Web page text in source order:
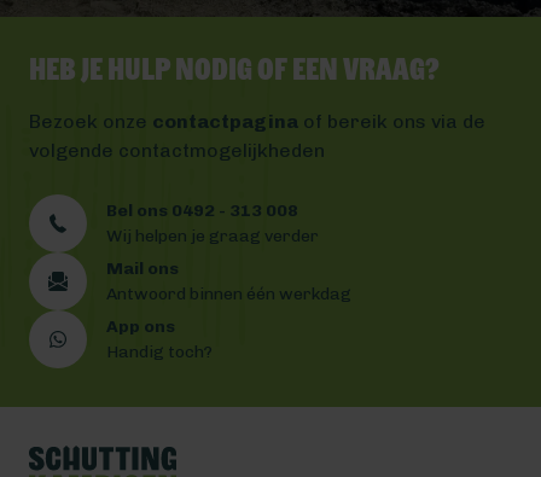
Heb je hulp nodig of een vraag?
Bezoek onze contactpagina of bereik ons via de
volgende contactmogelijkheden
Bel ons 0492 - 313 008
Wij helpen je graag verder
Mail ons
Antwoord binnen één werkdag
App ons
Handig toch?